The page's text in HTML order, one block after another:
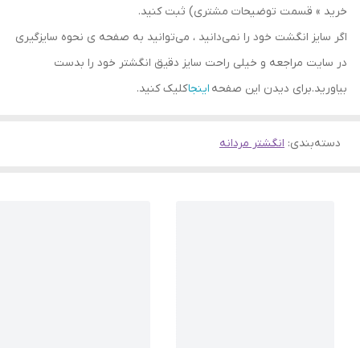
خرید » قسمت توضیحات مشتری) ثبت کنید.
اگر سایز انگشت خود را نمی‌دانید ، می‌توانید به صفحه ی نحوه سایزگیری
در سایت مراجعه و خیلی راحت سایز دقیق انگشتر خود را بدست
بیاورید.برای دیدن این صفحه اینجاکلیک کنید.
دسته‌بندی: انگشتر مردانه